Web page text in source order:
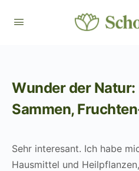
Wunder der
Sammen,
Sehr interesant. Ich habe
Hausmittel und